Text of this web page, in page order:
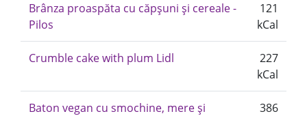
Brânza proaspăta cu căpșuni și cereale -
Pilos
121
kCal
Crumble cake with plum Lidl
227
kCal
Baton vegan cu smochine, mere și
386